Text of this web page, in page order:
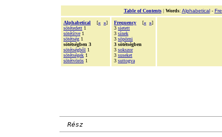
Table of Contents| Words: Alphabetical-
Alphabetical [« »]
sötétedett 1
sötétítve 1
sötétség 1
sötétségben 3
sötétségbõl 1
sötétségek 1
sötétvörös 1
Frequency [« »]
3 sietett
3 sínek
3 söpörni
3 sötétségben
3 sokszor
3 suseket
3 suttogva
Rész